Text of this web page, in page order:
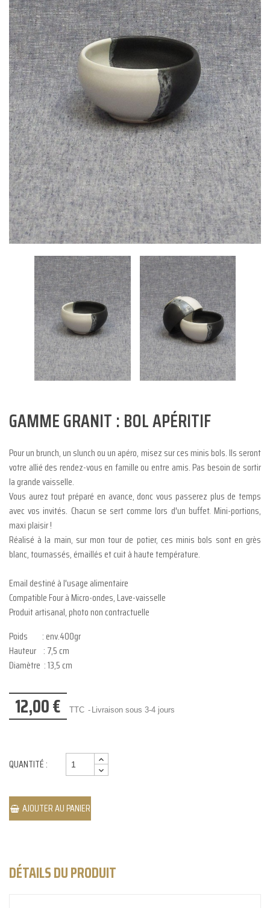
GAMME GRANIT : BOL APÉRITIF
Pour un brunch, un slunch ou un apéro, misez sur ces minis bols. Ils seront
votre allié des rendez-vous en famille ou entre amis. Pas besoin de sortir
la grande vaisselle.
Vous aurez tout préparé en avance, donc vous passerez plus de temps
avec vos invités. Chacun se sert comme lors d'un buffet. Mini-portions,
maxi plaisir !
Réalisé à la main, sur mon tour de potier, ces minis bols sont en grès
blanc, tournassés, émaillés et cuit à haute température.
Email destiné à l'usage alimentaire
Compatible Four à Micro-ondes, Lave-vaisselle
Produit artisanal, photo non contractuelle
Poids : env.400gr
Hauteur : 7,5 cm
Diamètre : 13,5 cm
12,00 € TTC Livraison sous 3-4 jours
QUANTITÉ :
AJOUTER AU PANIER
DÉTAILS DU PRODUIT